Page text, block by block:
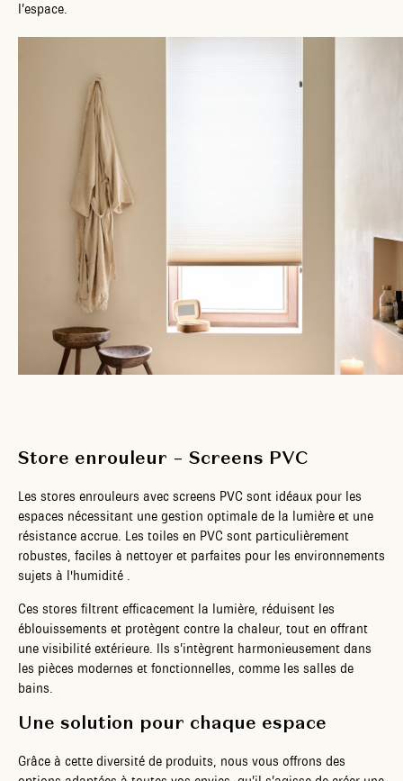
l’espace.
Store enrouleur – Screens PVC
Les stores enrouleurs avec screens PVC sont idéaux pour les
espaces nécessitant une gestion optimale de la lumière et une
résistance accrue. Les toiles en PVC sont particulièrement
robustes, faciles à nettoyer et parfaites pour les environnements
sujets à l'humidité .
Ces stores filtrent efficacement la lumière, réduisent les
éblouissements et protègent contre la chaleur, tout en offrant
une visibilité extérieure. Ils s’intègrent harmonieusement dans
les pièces modernes et fonctionnelles, comme les salles de
bains.
Une solution pour chaque espace
Grâce à cette diversité de produits, nous vous offrons des